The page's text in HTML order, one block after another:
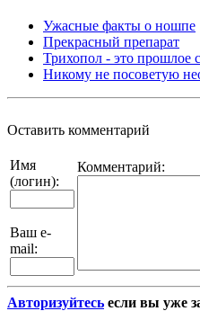
Ужасные факты о ношпе
Прекрасный препарат
Трихопол - это прошлое
Никому не посоветую
Оставить комментарий
Имя
(логин):
Ваш e-
mail:
Комментарий:
Авторизуйтесь если вы уже